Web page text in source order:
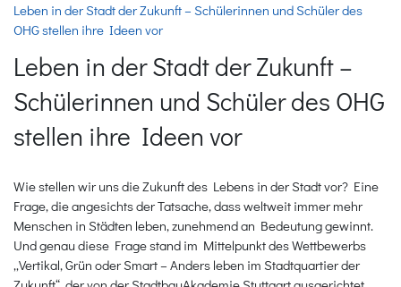
Leben in der Stadt der Zukunft – Schülerinnen und Schüler des
OHG stellen ihre Ideen vor
Leben in der Stadt der Zukunft –
Schülerinnen und Schüler des OHG
stellen ihre Ideen vor
Wie stellen wir uns die Zukunft des Lebens in der Stadt vor? Eine
Frage, die angesichts der Tatsache, dass weltweit immer mehr
Menschen in Städten leben, zunehmend an Bedeutung gewinnt.
Und genau diese Frage stand im Mittelpunkt des Wettbewerbs
„Vertikal, Grün oder Smart – Anders leben im Stadtquartier der